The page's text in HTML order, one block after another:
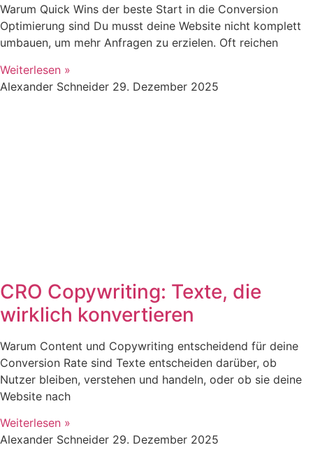
Warum Quick Wins der beste Start in die Conversion
Optimierung sind Du musst deine Website nicht komplett
umbauen, um mehr Anfragen zu erzielen. Oft reichen
Weiterlesen »
Alexander Schneider 29. Dezember 2025
CRO Copywriting: Texte, die
wirklich konvertieren
Warum Content und Copywriting entscheidend für deine
Conversion Rate sind Texte entscheiden darüber, ob
Nutzer bleiben, verstehen und handeln, oder ob sie deine
Website nach
Weiterlesen »
Alexander Schneider 29. Dezember 2025